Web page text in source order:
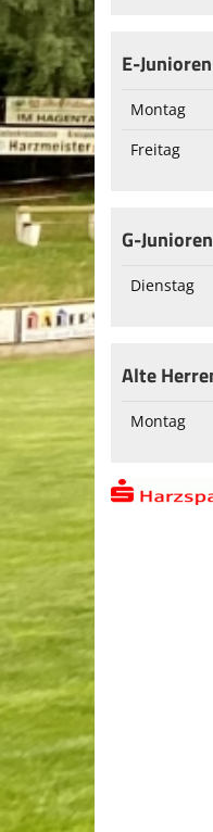
E-
Montag
Freitag
G-Junioren
Dienstag
Alte
Montag